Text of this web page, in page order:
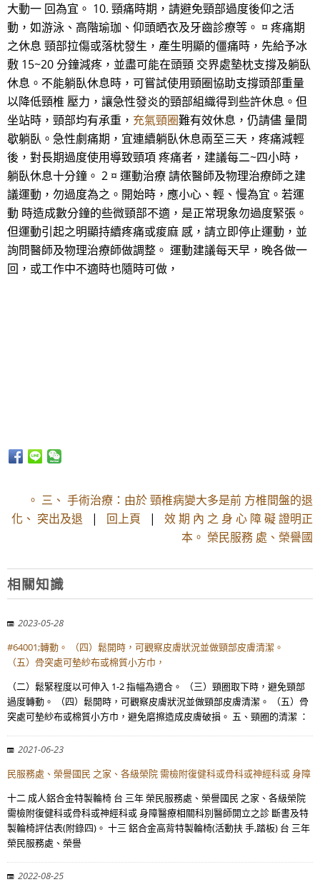
大動一 回為宜。 10. 頸痛時期，請避免頸部過度後仰之活
動，如游泳、高階瑜珈、仰頭晒衣及牙齒診療等。 ¤ 疼痛期
之休息 頸部拉傷或落枕發生，產生明顯的僵痛時，先給予冰
敷 15~20 分鐘減疼，並盡可能在頭頸 交界處墊枕支撐及躺臥
休息。不能躺臥休息時，可嘗試使用頸圈協助支撐頭部重量
以降低頸椎 壓力，讓急性發炎的頸部組織得到些許休息。但
坐站時，頸部均有承重， 充氣頸圈難有效休息，仍請儘 量間
歇躺臥。急性劇痛期，宜連續躺臥休息兩至三天，疼痛減輕
後，對長期過度使用導致頸項 疼痛者，建議每二~四小時，
躺臥休息十分鐘。 2 ¤ 運動治療 請依醫師及物理治療師之建
議運動，勿過度為之。開始時，應小心、輕、慢為宜。若運
動 時造成數分鐘的些微頸部不適，是正常現象勿過度緊張。
但運動引起之明顯持續疼痛或痠麻 感，請立即停止運動，並
詢問醫師及物理治療師做調整。 運動建議每天早，晚各做一
回，或工作中不適時也隨時可做，
。 三、 手術治療：由於 頸椎病變大多是前 方椎間盤的退
化、 突出及退 | 回上頁 | 效 期 內 之 身 心 障 礙 證明正
本。 榮民服務 處、榮譽國
相關知識
2023-05-28
#64001;轉動。 （四）鬆開時，可觀察皮膚狀況並做頸部皮膚清潔。
（五）骨突處可墊紗布或棉質小方巾，
（二）鬆緊程度以可伸入 1-2 指幅為適合。 （三）頸圈取下時，避免頸部
過度轉動。 （四）鬆開時，可觀察皮膚狀況並做頸部皮膚清潔。 （五）骨
突處可墊紗布或棉質小方巾，避免磨擦造成皮膚破損。 五、頸圈的清潔 ：
2021-06-23
民服務處、榮譽國民 之家、各級榮院 需檢附復健科或骨科或神經科或 身障
十二 成人鋁合金特製輪椅 台 三年 榮民服務處、榮譽國民 之家、各級榮院
需檢附復健科或骨科或神經科或 身障醫療相關科別醫師開立之診 斷書及特
製輪椅評估表(附錄四)。 十三 鋁合金高背特製輪椅(活動扶 手,踏板) 台 三年
榮民服務處、榮譽
2022-08-25